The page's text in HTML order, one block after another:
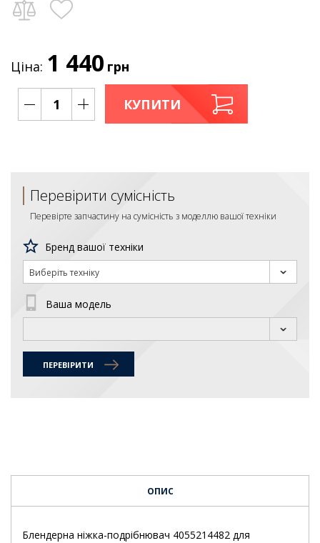
Ціна: 1 440 грн
КУПИТИ
Перевірити сумісність
Перевірте запчастину на сумісність з моделлю вашої техніки
Бренд вашої техніки
Виберіть техніку
Ваша модель
ПЕРЕВІРИТИ
ОПИС
Блендерна ніжка-подрібнювач 4055214482 для